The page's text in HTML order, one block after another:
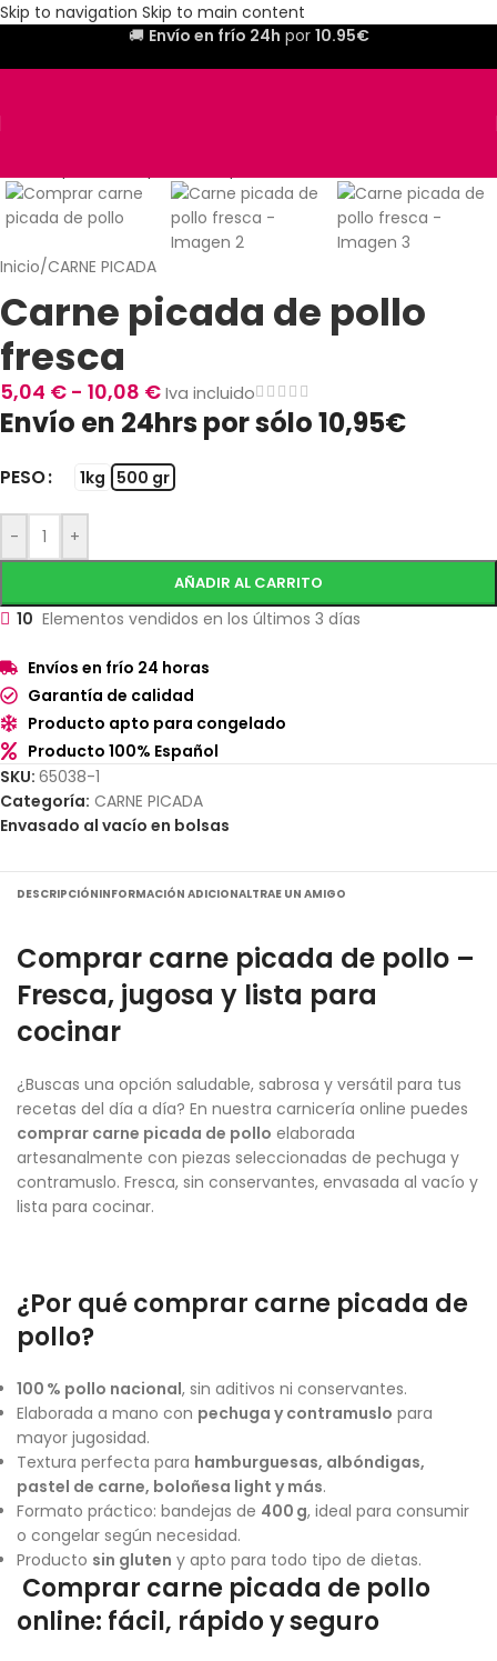
Skip to navigation Skip to main content
🚚 Envío en frío 24h por 10.95€
Inicio/CARNE PICADA
Carne picada de pollo
fresca
5,04 € - 10,08 € Iva incluido
Envío en 24hrs por sólo 10,95€
PESO 1kg 500 gr
- +
AÑADIR AL CARRITO
10 Elementos vendidos en los últimos 3 días
Envíos en frío 24 horas
Garantía de calidad
Producto apto para congelado
Producto 100% Español
SKU: 65038-1
Categoría: CARNE PICADA
Envasado al vacío en bolsas
DESCRIPCIÓNINFORMACIÓN ADICIONALTRAE UN AMIGO
Comprar carne picada de pollo –
Fresca, jugosa y lista para
cocinar
¿Buscas una opción saludable, sabrosa y versátil para tus
recetas del día a día? En nuestra carnicería online puedes
comprar carne picada de pollo elaborada
artesanalmente con piezas seleccionadas de pechuga y
contramuslo. Fresca, sin conservantes, envasada al vacío y
lista para cocinar.
¿Por qué comprar carne picada de
pollo?
100 % pollo nacional, sin aditivos ni conservantes.
Elaborada a mano con pechuga y contramuslo para
mayor jugosidad.
Textura perfecta para hamburguesas, albóndigas,
pastel de carne, boloñesa light y más.
Formato práctico: bandejas de 400 g, ideal para consumir
o congelar según necesidad.
Producto sin gluten y apto para todo tipo de dietas.
Comprar carne picada de pollo
online: fácil, rápido y seguro